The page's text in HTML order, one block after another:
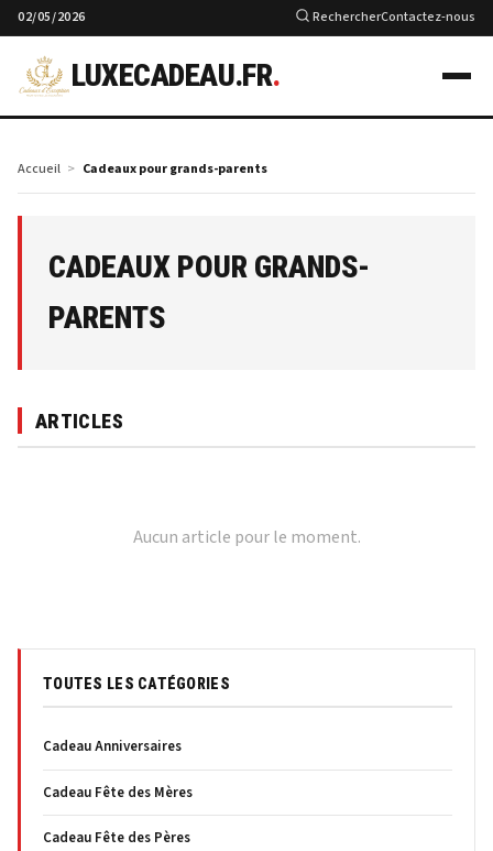
02/05/2026 RechercherContactez-nous
LUXECADEAU.FR.
Accueil Cadeaux pour grands-parents
CADEAUX POUR GRANDS-
PARENTS
ARTICLES
Aucun article pour le moment.
TOUTES LES CATÉGORIES
Cadeau Anniversaires
Cadeau Fête des Mères
Cadeau Fête des Pères